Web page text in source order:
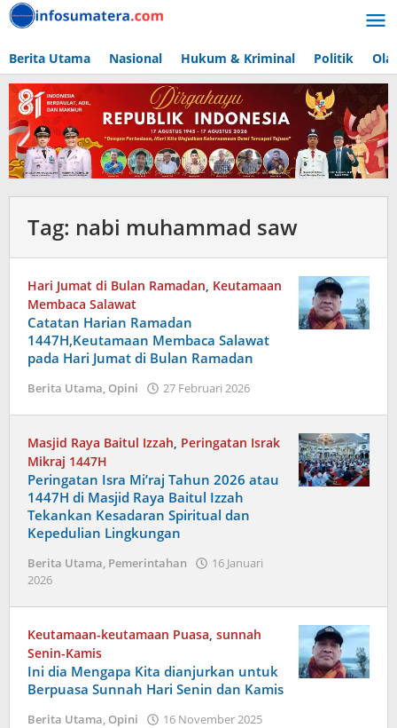
Lewati
ke
Berita Utama Nasional Hukum & Kriminal Politik
Tag: nabi muhammad saw
Hari Jumat di Bulan Ramadan, Keutamaan
Membaca Salawat
Catatan Harian Ramadan
1447H,Keutamaan Membaca Salawat
pada Hari Jumat di Bulan Ramadan
Berita Utama, Opini 27 Februari 2026
Masjid Raya Baitul Izzah, Peringatan Israk
Mikraj 1447H
Peringatan Isra Mi’raj Tahun 2026 atau
1447H di Masjid Raya Baitul Izzah
Tekankan Kesadaran Spiritual dan
Kepedulian Lingkungan
Berita Utama, Pemerintahan
16 Januari
2026
Keutamaan-keutamaan Puasa, sunnah
Senin-Kamis
Ini dia Mengapa Kita dianjurkan untuk
Berpuasa Sunnah Hari Senin dan Kamis
Berita Utama, Opini 16 November 2025